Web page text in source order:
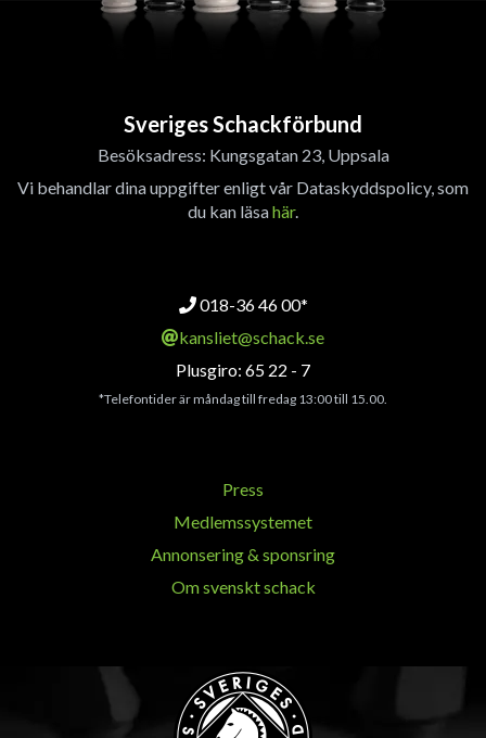
Sveriges Schackförbund
Besöksadress: Kungsgatan 23, Uppsala
Vi behandlar dina uppgifter enligt vår Dataskyddspolicy, som
du kan läsahär.
018-36 46 00*
kansliet@schack.se
Plusgiro: 65 22 - 7
*Telefontider är måndag till fredag 13:00 till 15.00.
Press
Medlemssystemet
Annonsering & sponsring
Om svenskt schack